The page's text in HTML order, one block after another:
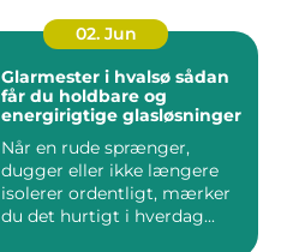
02. Jun
Glarmester i hvalsø sådan
får du holdbare og
energirigtige glasløsninger
Når en rude sprænger,
dugger eller ikke længere
isolerer ordentligt, mærker
du det hurtigt i hverdag...